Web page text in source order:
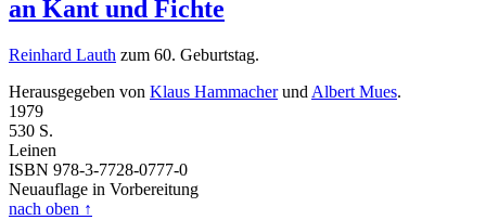
an Kant und Fichte
Reinhard Lauth zum 60. Geburtstag.
Herausgegeben von Klaus Hammacherund Albert Mues.
1979
530 S.
Leinen
ISBN 978-3-7728-0777-0
Neuauflage in Vorbereitung
nach oben ↑